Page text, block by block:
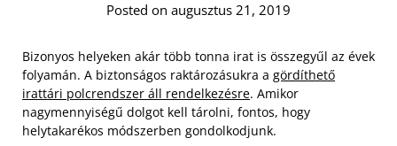
Posted on augusztus 21, 2019
Bizonyos helyeken akár több tonna irat is összegyűl az évek
folyamán. A biztonságos raktározásukra a gördíthető
irattári polcrendszer áll rendelkezésre. Amikor
nagymennyiségű dolgot kell tárolni, fontos, hogy
helytakarékos módszerben gondolkodjunk.